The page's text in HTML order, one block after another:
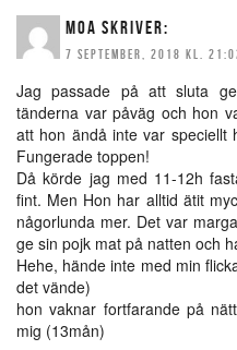
MOA SKRIVER:
7 SEPTEMBER, 2018 KL.
Jag passade på att sluta
tänderna var påväg och hon
att hon ändå inte var speciellt
Fungerade toppen!
Då körde jag med 11-12h
fint. Men Hon har alltid ätit
någorlunda mer. Det var
ge sin pojk mat på natten och
Hehe, hände inte med min
det vände)
hon vaknar fortfarande på
mig (13mån)